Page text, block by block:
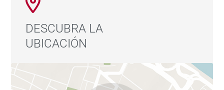
DESCUBRA LA
UBICACIÓN